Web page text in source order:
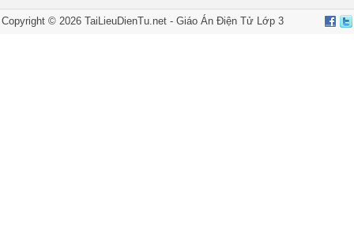
Copyright ©2026 TaiLieuDienTu.net -Giáo Án Điện Tử Lớp 3